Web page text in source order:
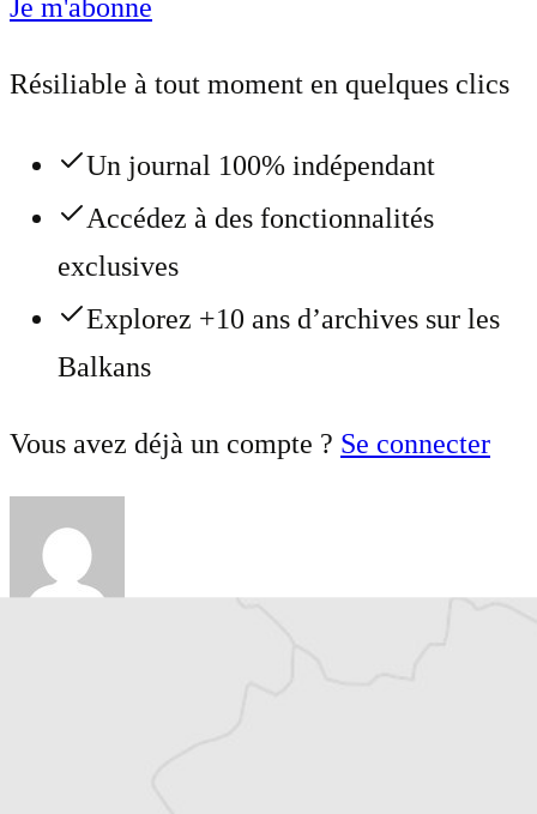
Je m'abonne
Résiliable à tout moment en quelques clics
Un journal 100% indépendant
Accédez à des fonctionnalités
exclusives
Explorez +10 ans d’archives sur les
Balkans
Vous avez déjà un compte ? Se connecter